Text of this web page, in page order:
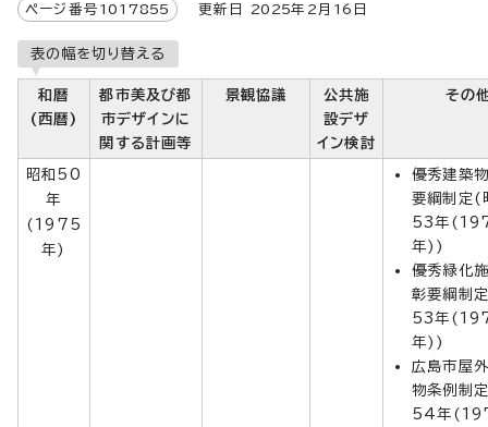
ページ番号 1017855 更新日 2025年2月 16 日
表の幅を切り替える
和暦
(西暦)
都市美及び都
市デザインに
関する計画等
景観協議
公共施
設デザ
イン検討
その
昭和50
年
(1975
年)
優秀建築
要綱制定(
53年
年))
優秀緑化
彰要綱制
53年
年))
広島市屋
物条例制
54年